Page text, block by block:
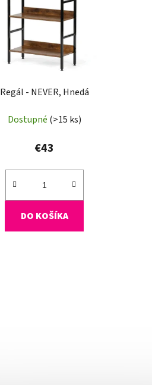
Regál - NEVER, Hnedá
Dostupné (>15 ks)
€43
DO KOŠÍKA